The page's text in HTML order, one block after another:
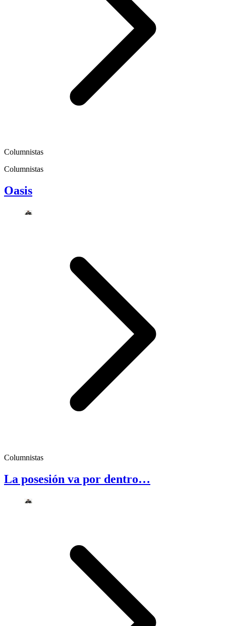
Columnistas
Columnistas
Oasis
Columnistas
La posesión va por dentro…